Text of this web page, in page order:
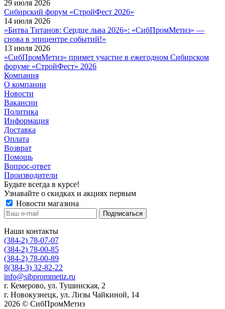
29 июля 2026
Сибирский форум «СтройФест 2026»
14 июля 2026
«Битва Титанов: Сердце льва 2026»: «СибПромМетиз» —
снова в эпицентре событий!»
13 июля 2026
«СибПромМетиз» примет участие в ежегодном Сибирском
форуме «СтройФест» 2026
Компания
О компании
Новости
Вакансии
Политика
Информация
Доставка
Оплата
Возврат
Помощь
Вопрос-ответ
Производители
Будьте всегда в курсе!
Узнавайте о скидках и акциях первым
Новости магазина
Наши контакты
(384-2) 78-07-07
(384-2) 78-00-85
(384-2) 78-00-89
8(384-3) 32-82-22
info@sibprommetiz.ru
г. Кемерово, ул. Тушинская, 2
г. Новокузнецк, ул. Лизы Чайкиной, 14
2026 © СибПромМетиз